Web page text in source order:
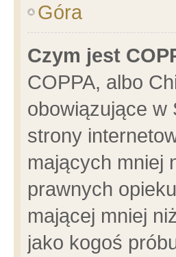
Góra
Czym jest
COPPA, albo
obowiązujące w
strony
mających mniej
prawnych
mającej mniej
jako kogoś